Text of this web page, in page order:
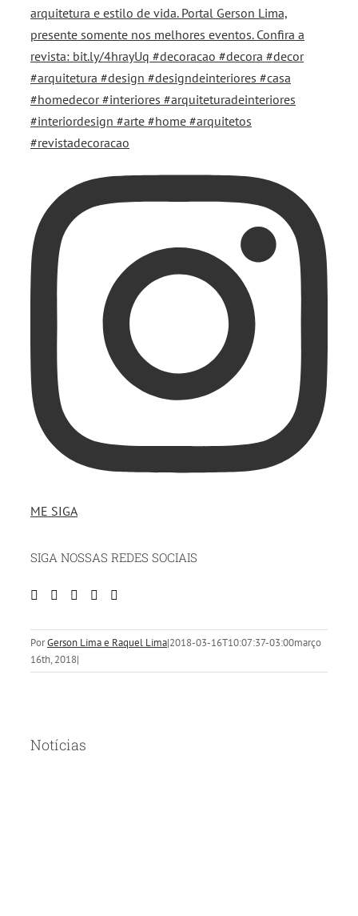
ME SIGA
SIGA NOSSAS REDES SOCIAIS
PorGerson Lima e Raquel Lima|2018-03-16T10:07:37-03:00março
16th, 2018|
Notícias